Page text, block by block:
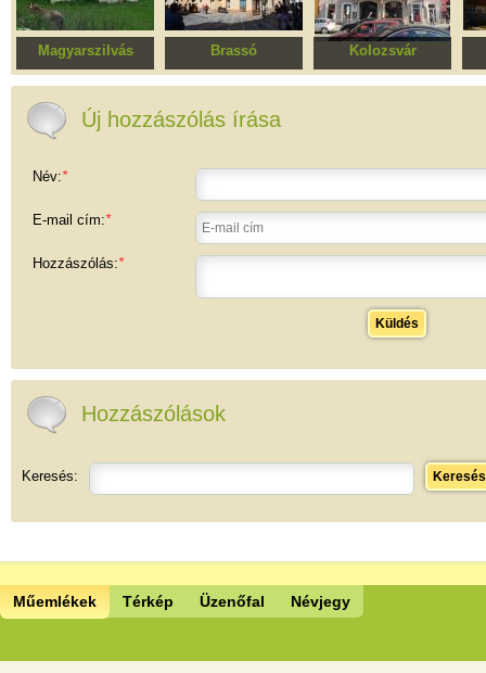
Magyarszilvás
Veres udvarház
Brassó
Jekelius ház
Kolozsvár
Folly-, Hutflesz-házak
Új hozzászólás írása
Név:*
E-mail cím:*
Hozzászólás:*
Küldés
Hozzászólások
Keresés: Keresés
Műemlékek Térkép Üzenőfal Névjegy